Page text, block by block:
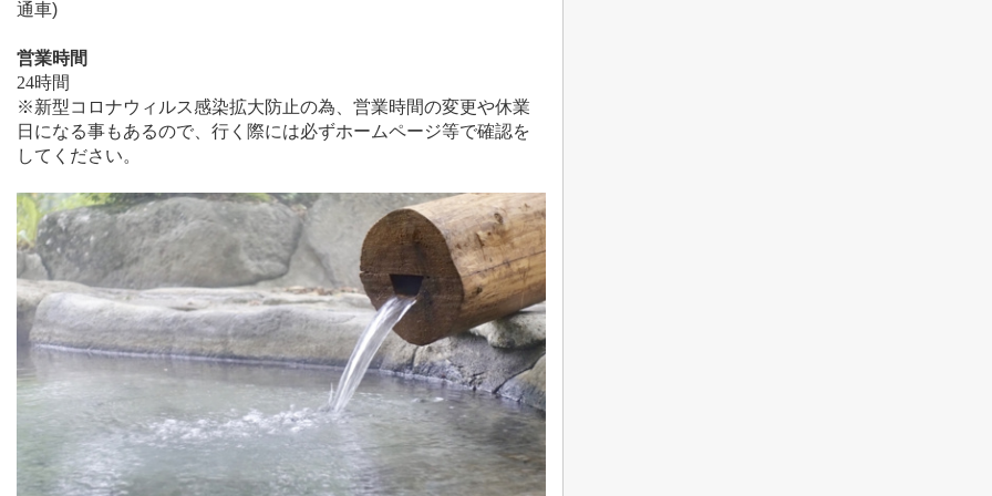
通車)
営業時間
24時間
※新型コロナウィルス感染拡大防止の為、営業時間の変更や休業
日になる事もあるので、行く際には必ずホームページ等で確認を
してください。